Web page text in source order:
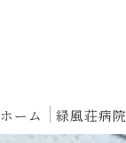
ホーム 緑風荘病院